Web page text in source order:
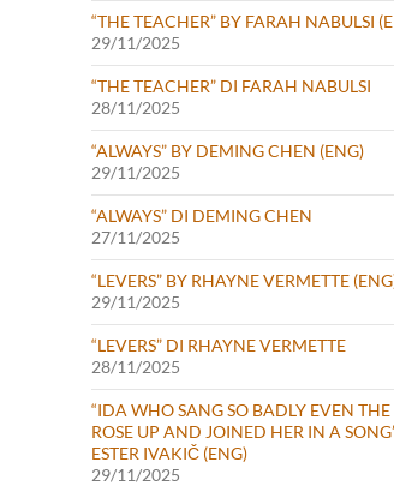
“THE TEACHER” BY FARAH NABULSI
29/11/2025
“THE TEACHER” DI FARAH NABULSI
28/11/2025
“ALWAYS” BY DEMING CHEN (ENG)
29/11/2025
“ALWAYS” DI DEMING CHEN
27/11/2025
“LEVERS” BY RHAYNE VERMETTE
29/11/2025
“LEVERS” DI RHAYNE VERMETTE
28/11/2025
“IDA WHO SANG SO BADLY EVEN
ROSE UP AND JOINED HER IN A
ESTER IVAKIČ (ENG)
29/11/2025